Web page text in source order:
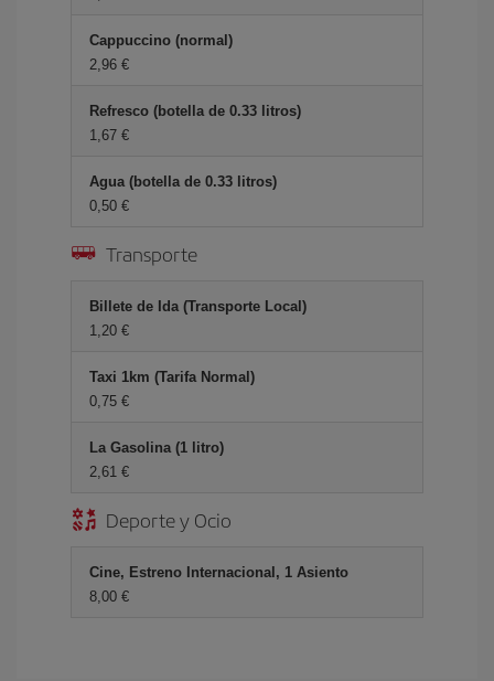
Cappuccino (normal)
2,96 €
Refresco (botella de 0.33 litros)
1,67 €
Agua (botella de 0.33 litros)
0,50 €
Transporte
Billete de Ida (Transporte Local)
1,20 €
Taxi 1km (Tarifa Normal)
0,75 €
La Gasolina (1 litro)
2,61 €
Deporte y Ocio
Cine, Estreno Internacional, 1 Asiento
8,00 €